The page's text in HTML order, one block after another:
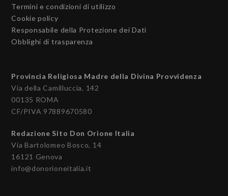
Termini e condizioni di utilizzo
Cookie policy
Responsabile della Protezione dei Dati
Obblighi di trasparenza
Provincia Religiosa Madre della Divina Provvidenza
Via della Camilluccia, 142
00135 ROMA
CF/PIVA 97889670580
Redazione Sito Don Orione Italia
Via Bartolomeo Bosco, 14
16121 Genova
info@donorioneitalia.it